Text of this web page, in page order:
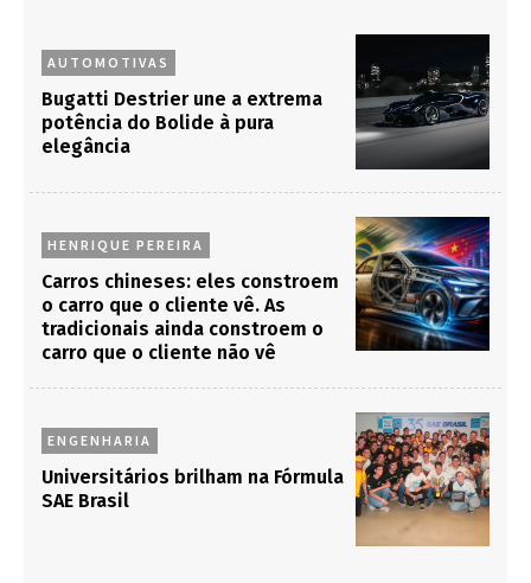
AUTOMOTIVAS
Bugatti Destrier une a extrema
potência do Bolide à pura
elegância
HENRIQUE PEREIRA
Carros chineses: eles constroem
o carro que o cliente vê. As
tradicionais ainda constroem o
carro que o cliente não vê
ENGENHARIA
Universitários brilham na Fórmula
SAE Brasil